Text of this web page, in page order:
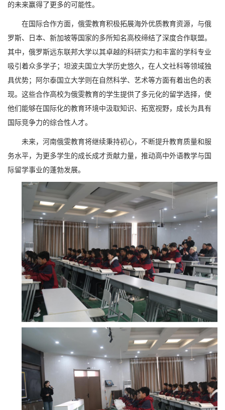
的未来赢得了更多的可能性。
在国际合作方面，俄雯教育积极拓展海外优质教育资源，与俄
罗斯、日本、新加坡等国家的多所知名高校缔结了深度合作联盟。
其中，俄罗斯远东联邦大学以其卓越的科研实力和丰富的学科专业
吸引着众多学子；坦波夫国立大学历史悠久，在人文社科等领域独
具优势；阿尔泰国立大学则在自然科学、艺术等方面有着出色的表
现。这些合作高校为俄雯教育的学生提供了多元化的留学选择，使
他们能够在国际化的教育环境中汲取知识、拓宽视野，成长为具有
国际竞争力的综合性人才。
未来，河南俄雯教育将继续秉持初心，不断提升教育质量和服
务水平，为更多学生的成长成才贡献力量，推动高中外语教学与国
际留学事业的蓬勃发展。